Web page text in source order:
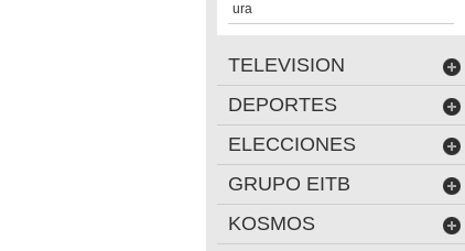
ura
TELEVISION
DEPORTES
ELECCIONES
GRUPO EITB
KOSMOS